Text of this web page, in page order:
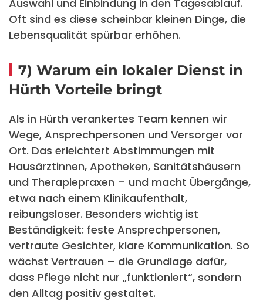
Auswahl und Einbindung in den Tagesablauf.
Oft sind es diese scheinbar kleinen Dinge, die
Lebensqualität spürbar erhöhen.
7) Warum ein lokaler Dienst in
Hürth Vorteile bringt
Als in Hürth verankertes Team kennen wir
Wege, Ansprechpersonen und Versorger vor
Ort. Das erleichtert Abstimmungen mit
Hausärztinnen, Apotheken, Sanitätshäusern
und Therapiepraxen – und macht Übergänge,
etwa nach einem Klinikaufenthalt,
reibungsloser. Besonders wichtig ist
Beständigkeit: feste Ansprechpersonen,
vertraute Gesichter, klare Kommunikation. So
wächst Vertrauen – die Grundlage dafür,
dass Pflege nicht nur „funktioniert“, sondern
den Alltag positiv gestaltet.